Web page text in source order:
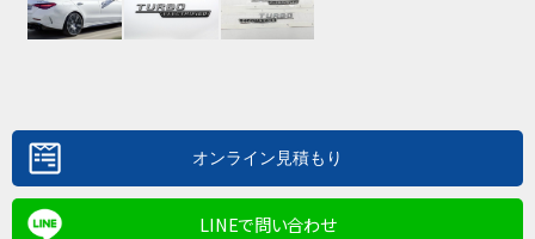
LINEで問い合わせ